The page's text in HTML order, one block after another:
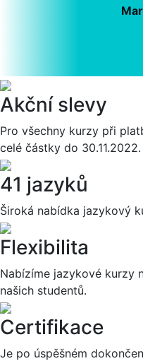
Akční slevy
Pro všechny kurzy při
celé částky do 30.11.2022.
41 jazyků
Široká nabídka jazykový
Flexibilita
Nabízíme jazykové kurzy
našich studentů.
Certifikace
Je po úspěšném